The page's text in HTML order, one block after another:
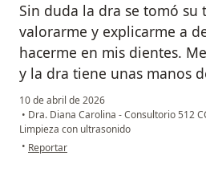
Sin duda la dra se tomó su
valorarme y explicarme a
hacerme en mis dientes.
y la dra tiene unas manos
10 de abril de 2026
• Dra. Diana Carolina - Consultorio 512
Limpieza con ultrasonido
• en opinión del usuario Juan camilo
Reportar